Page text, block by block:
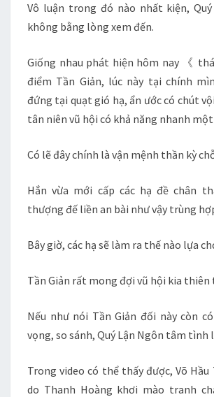
Vô luận trong đó nào nhất kiện,
không bằng lòng xem đến.
Giống nhau phát hiện hôm nay 《
điểm Tần Giản, lúc này tại chính
đứng tại quạt gió hạ, ẩn ước có chút
tân niên vũ hội có khả năng nhanh
Có lẽ đây chính là vận mệnh thần kỳ
Hắn vừa mới cấp các hạ đề chân
thượng đế liền an bài như vậy trùng
Bây giờ, các hạ sẽ làm ra thế nào lựa
Tần Giản rất mong đợi vũ hội kia thiên
Nếu như nói Tần Giản đối này còn
vọng, so sánh, Quý Lận Ngôn tâm tình
Trong video có thể thấy được, Võ
do Thanh Hoàng khơi mào tranh